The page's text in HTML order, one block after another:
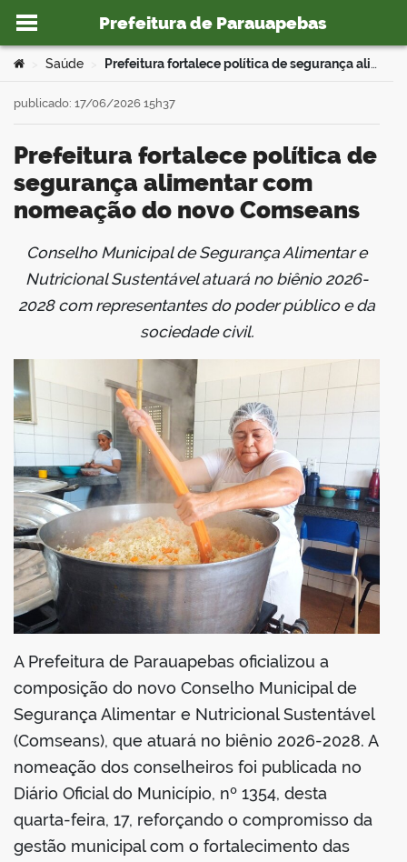
Ir para o conteúdo
Prefeitura de Parauapebas
portal
Você está aqui:
Saúde Prefeitura fortalece política de segurança alimentar com nomeação do novo Comseans
Prefeitura fortalece política de
segurança alimentar com
nomeação do novo Comseans
publicado: 17/06/2026 15h37
Conselho Municipal de Segurança Alimentar e
Nutricional Sustentável atuará no biênio 2026-
2028 com representantes do poder público e da
sociedade civil.
A Prefeitura de Parauapebas oficializou a
composição do novo Conselho Municipal de
Segurança Alimentar e Nutricional Sustentável
(Comseans), que atuará no biênio 2026-2028. A
nomeação dos conselheiros foi publicada no
Diário Oficial do Município, nº 1354, desta
quarta-feira, 17, reforçando o compromisso da
gestão municipal com o fortalecimento das